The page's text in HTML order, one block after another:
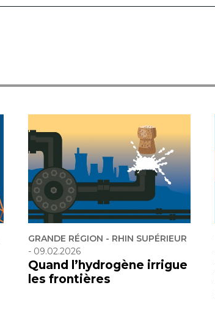
GRANDE RÉGION - RHIN SUPÉRIEUR
- 09.02.2026
Quand l’hydrogène irrigue
les frontières